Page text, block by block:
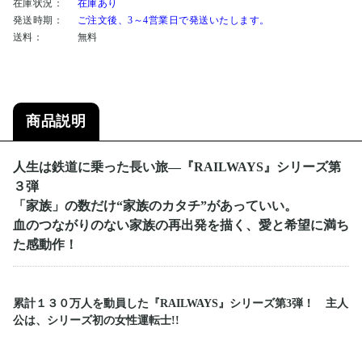
在庫状況：
在庫あり
発送時期：
ご注文後、3～4営業日で発送いたします。
送料：
無料
商品説明
人生は鉄道に乗った長い旅―『RAILWAYS』シリーズ第
３弾
「家族」の数だけ“家族のカタチ”があっていい。
血のつながりのない家族の再出発を描く、愛と希望に満ち
た感動作！
累計１３０万人を動員した『RAILWAYS』シリーズ第3弾！ 主人
公は、シリーズ初の女性運転士!!